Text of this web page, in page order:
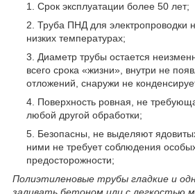
Срок эксплуатации более 50 лет;
Труба ПНД для электропроводки
низких температурах;
Диаметр трубы остается
всего срока «жизни», внутри не
отложений, снаружи не
Поверхность ровная, не
любой другой обработки;
Безопасны, не выделяют
ними не требует соблюдения
предосторожности;
Полиэтиленовые трубы гладкие и